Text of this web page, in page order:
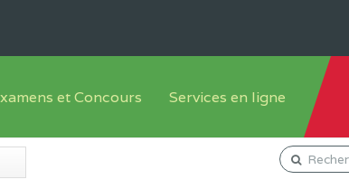
Sous système francophone
et Concours
des candidats
Services en ligne
Orientation Conseil
Gestion du Personnel